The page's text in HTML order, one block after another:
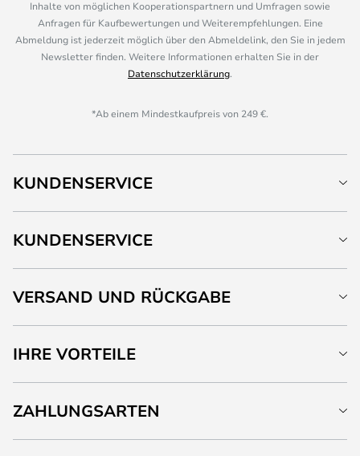
Inhalte von möglichen Kooperationspartnern und Umfragen sowie
Anfragen für Kaufbewertungen und Weiterempfehlungen. Eine
Abmeldung ist jederzeit möglich über den Abmeldelink, den Sie in jedem
Newsletter finden. Weitere Informationen erhalten Sie in der
Datenschutzerklärung.
*Ab einem Mindestkaufpreis von 249 €.
KUNDENSERVICE
KUNDENSERVICE
VERSAND UND RÜCKGABE
IHRE VORTEILE
ZAHLUNGSARTEN